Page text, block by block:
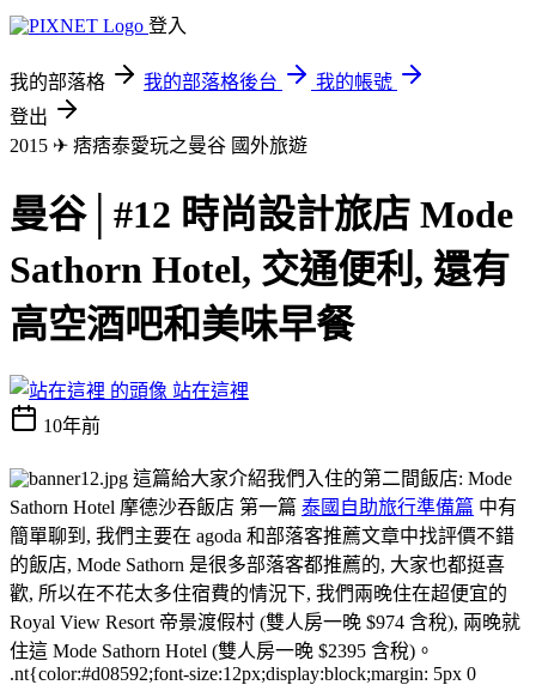
登入
我的部落格 我的部落格後台
我的帳號
登出
2015 ✈ 痞痞泰愛玩之曼谷 國外旅遊
曼谷│#12 時尚設計旅店 Mode
Sathorn Hotel, 交通便利, 還有
高空酒吧和美味早餐
站在這裡
10年前
這篇給大家介紹我們入住的第二間飯店: Mode
Sathorn Hotel 摩德沙吞飯店 第一篇 泰國自助旅行準備篇 中有
簡單聊到, 我們主要在 agoda 和部落客推薦文章中找評價不錯
的飯店, Mode Sathorn 是很多部落客都推薦的, 大家也都挺喜
歡, 所以在不花太多住宿費的情況下, 我們兩晚住在超便宜的
Royal View Resort 帝景渡假村 (雙人房一晚 $974 含稅), 兩晚就
住這 Mode Sathorn Hotel (雙人房一晚 $2395 含稅)。
.nt{color:#d08592;font-size:12px;display:block;margin: 5px 0